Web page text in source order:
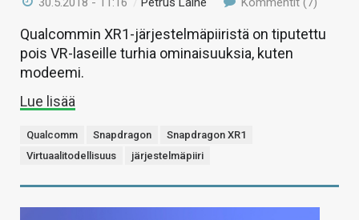
Qualcommin XR1-järjestelmäpiiristä on tiputettu
pois VR-laseille turhia ominaisuuksia, kuten
modeemi.
Lue lisää
Qualcomm Snapdragon
Snapdragon XR1
Virtuaalitodellisuus
järjestelmäpiiri